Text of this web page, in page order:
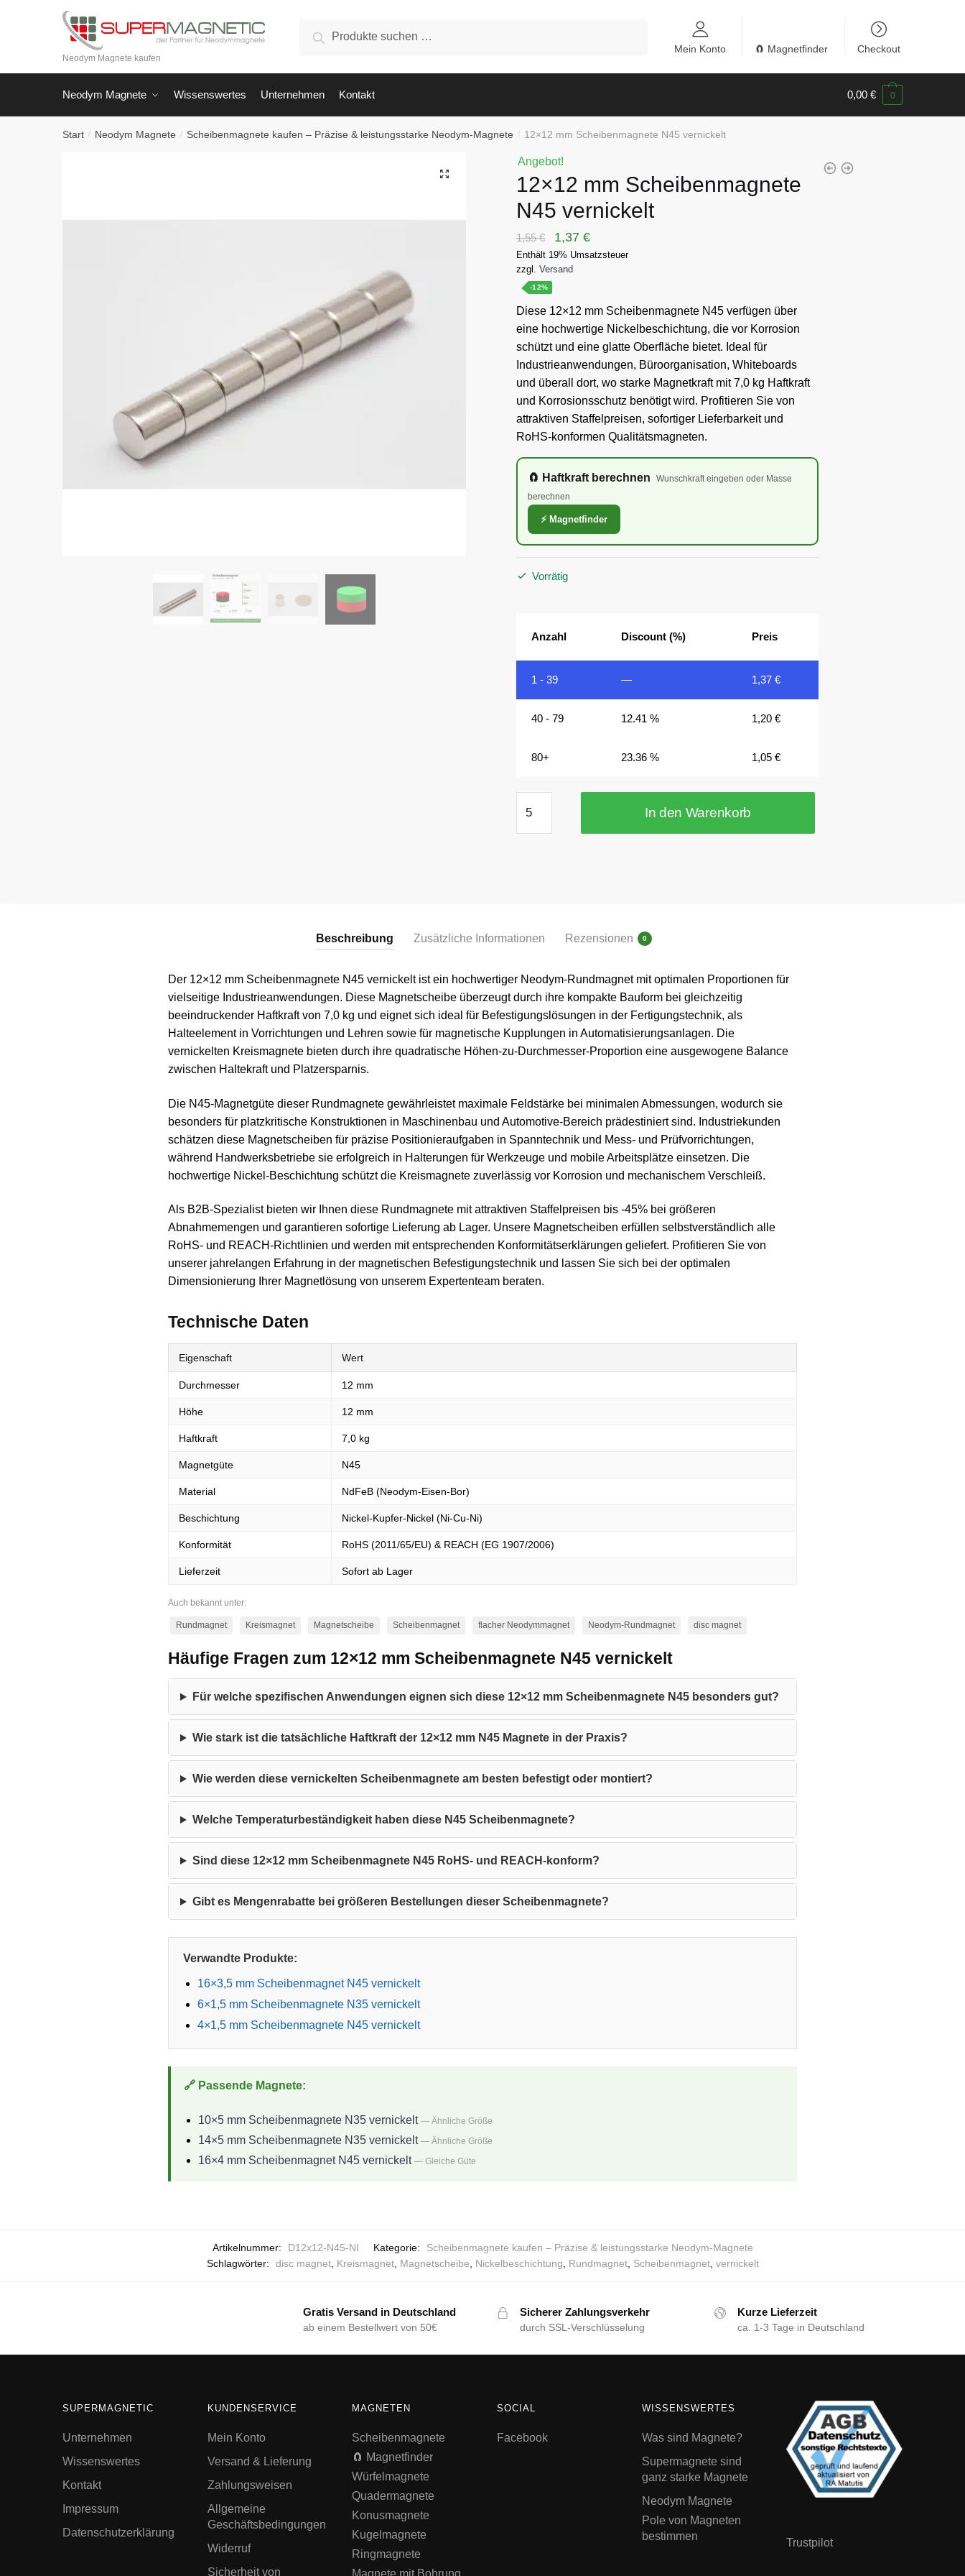
Neodym Magnete kaufen
nach:
Suchen
Mein Konto 🧲 Magnetfinder Checkout
Neodym Magnete Wissenswertes Unternehmen Kontakt 0,00 € 0
Start / Neodym Magnete / Scheibenmagnete kaufen – Präzise & leistungsstarke Neodym-Magnete / 12×12 mm Scheibenmagnete N45 vernickelt
🔍
Angebot!
12×12 mm Scheibenmagnete
N45 vernickelt
1,55€
Ursprünglicher
Preis
1,37 €Aktueller
Preis
Enthält 19% Umsatzsteuer
zzgl. Versand
-12%
Diese 12×12 mm Scheibenmagnete N45 verfügen über
eine hochwertige Nickelbeschichtung, die vor Korrosion
schützt und eine glatte Oberfläche bietet. Ideal für
Industrieanwendungen, Büroorganisation, Whiteboards
und überall dort, wo starke Magnetkraft mit 7,0 kg Haftkraft
und Korrosionsschutz benötigt wird. Profitieren Sie von
attraktiven Staffelpreisen, sofortiger Lieferbarkeit und
RoHS-konformen Qualitätsmagneten.
🧲 Haftkraft berechnen
Wunschkraft eingeben oder Masse
berechnen
⚡ Magnetfinder
Vorrätig
Anzahl Discount (%) Preis
1 - 39 — 1,37€
40 - 79 12.41 % 1,20€
80+ 23.36 % 1,05€
mm
Scheibenmagnete
In den Warenkorb
Beschreibung Zusätzliche Informationen Rezensionen 0
Der 12×12 mm Scheibenmagnete N45 vernickelt ist ein hochwertiger Neodym-Rundmagnet mit optimalen Proportionen für
vielseitige Industrieanwendungen. Diese Magnetscheibe überzeugt durch ihre kompakte Bauform bei gleichzeitig
beeindruckender Haftkraft von 7,0 kg und eignet sich ideal für Befestigungslösungen in der Fertigungstechnik, als
Halteelement in Vorrichtungen und Lehren sowie für magnetische Kupplungen in Automatisierungsanlagen. Die
vernickelten Kreismagnete bieten durch ihre quadratische Höhen-zu-Durchmesser-Proportion eine ausgewogene Balance
zwischen Haltekraft und Platzersparnis.
Die N45-Magnetgüte dieser Rundmagnete gewährleistet maximale Feldstärke bei minimalen Abmessungen, wodurch sie
besonders für platzkritische Konstruktionen in Maschinenbau und Automotive-Bereich prädestiniert sind. Industriekunden
schätzen diese Magnetscheiben für präzise Positionieraufgaben in Spanntechnik und Mess- und Prüfvorrichtungen,
während Handwerksbetriebe sie erfolgreich in Halterungen für Werkzeuge und mobile Arbeitsplätze einsetzen. Die
hochwertige Nickel-Beschichtung schützt die Kreismagnete zuverlässig vor Korrosion und mechanischem Verschleiß.
Als B2B-Spezialist bieten wir Ihnen diese Rundmagnete mit attraktiven Staffelpreisen bis -45% bei größeren
Abnahmemengen und garantieren sofortige Lieferung ab Lager. Unsere Magnetscheiben erfüllen selbstverständlich alle
RoHS- und REACH-Richtlinien und werden mit entsprechenden Konformitätserklärungen geliefert. Profitieren Sie von
unserer jahrelangen Erfahrung in der magnetischen Befestigungstechnik und lassen Sie sich bei der optimalen
Dimensionierung Ihrer Magnetlösung von unserem Expertenteam beraten.
Technische Daten
Eigenschaft Wert
Durchmesser 12 mm
Höhe 12 mm
Haftkraft 7,0 kg
Magnetgüte N45
Material NdFeB (Neodym-Eisen-Bor)
Beschichtung Nickel-Kupfer-Nickel (Ni-Cu-Ni)
Konformität RoHS (2011/65/EU) & REACH (EG 1907/2006)
Lieferzeit Sofort ab Lager
Auch bekannt unter:
Rundmagnet Kreismagnet Magnetscheibe Scheibenmagnet flacher Neodymmagnet Neodym-Rundmagnet disc magnet
Häufige Fragen zum 12×12 mm Scheibenmagnete N45 vernickelt
Für welche spezifischen Anwendungen eignen sich diese 12×12 mm Scheibenmagnete N45 besonders gut?
Wie stark ist die tatsächliche Haftkraft der 12×12 mm N45 Magnete in der Praxis?
Wie werden diese vernickelten Scheibenmagnete am besten befestigt oder montiert?
Welche Temperaturbeständigkeit haben diese N45 Scheibenmagnete?
Sind diese 12×12 mm Scheibenmagnete N45 RoHS- und REACH-konform?
Gibt es Mengenrabatte bei größeren Bestellungen dieser Scheibenmagnete?
Verwandte Produkte:
16×3,5 mm Scheibenmagnet N45 vernickelt
6×1,5 mm Scheibenmagnete N35 vernickelt
4×1,5 mm Scheibenmagnete N45 vernickelt
🔗 Passende Magnete:
10×5 mm Scheibenmagnete N35 vernickelt — Ähnliche Größe
14×5 mm Scheibenmagnete N35 vernickelt — Ähnliche Größe
16×4 mm Scheibenmagnet N45 vernickelt — Gleiche Güte
Artikelnummer: D12x12-N45-NI Kategorie:
Scheibenmagnete kaufen – Präzise & leistungsstarke Neodym-Magnete
Schlagwörter:
disc magnet, Kreismagnet, Magnetscheibe Nickelbeschichtung Rundmagnet, Scheibenmagnet, vernickelt
Gratis Versand in Deutschland
ab einem Bestellwert von 50€
Sicherer Zahlungsverkehr
durch SSL-Verschlüsselung
Kurze Lieferzeit
ca. 1-3 Tage in Deutschland
SUPERMAGNETIC
Unternehmen
Wissenswertes
Kontakt
Impressum
Datenschutzerklärung
KUNDENSERVICE
Mein Konto
Versand & Lieferung
Zahlungsweisen
Allgemeine
Geschäftsbedingungen
Widerruf
Sicherheit von
MAGNETEN
Scheibenmagnete
🧲 Magnetfinder
Würfelmagnete
Quadermagnete
Konusmagnete
Kugelmagnete
Ringmagnete
Magnete mit Bohrung
SOCIAL
Facebook
WISSENSWERTES
Was sind Magnete?
Supermagnete sind
ganz starke Magnete
Neodym Magnete
Pole von Magneten
bestimmen
Trustpilot